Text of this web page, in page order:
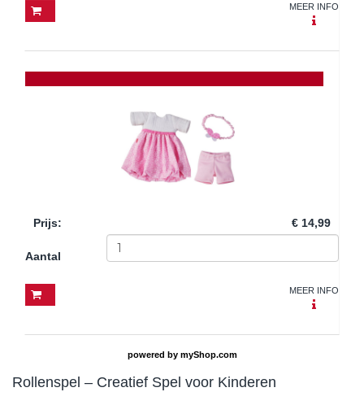
MEER INFO
Prijs: € 14,99
Aantal
MEER INFO
powered by myShop.com
Rollenspel – Creatief Spel voor Kinderen